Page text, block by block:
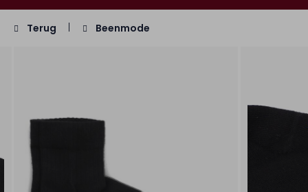
Terug Beenmode